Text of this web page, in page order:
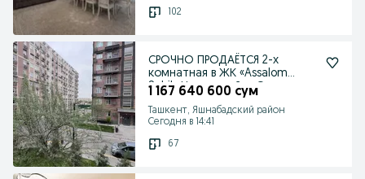
102
СРОЧНО ПРОДАЁТСЯ 2-х
комнатная в ЖК «Assalom
Sohil» Новостройка Ориен
1 167 640 600 сум
Ташкент, Яшнабадский район
Сегодня в 14:41
67